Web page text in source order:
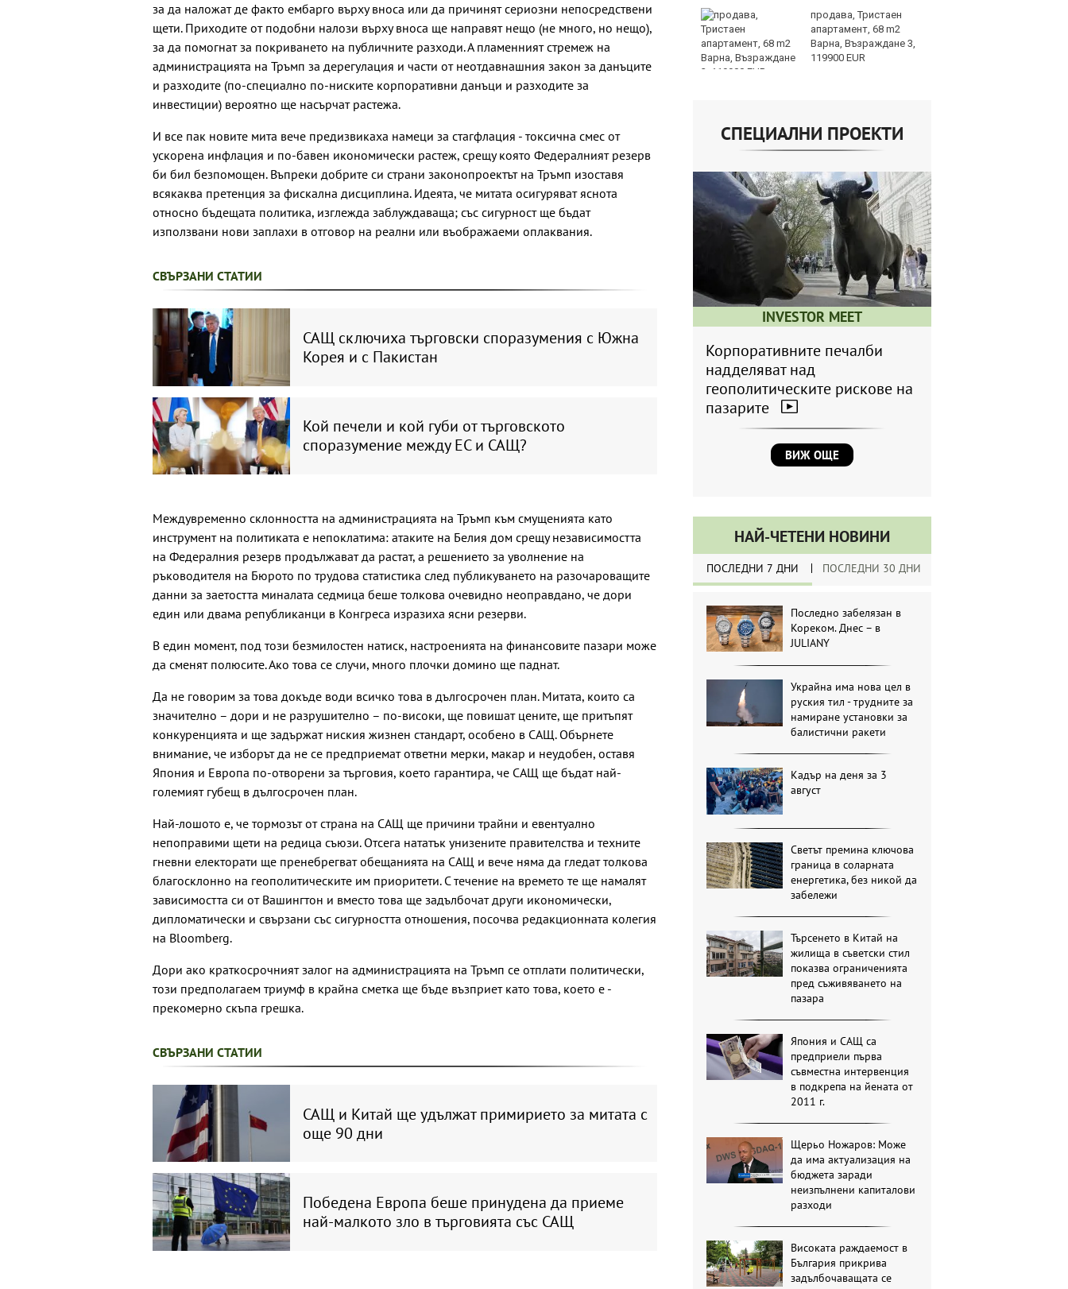
за да наложат де факто ембарго върху вноса или да причинят сериозни непосредствени
щети. Приходите от подобни налози върху вноса ще направят нещо (не много, но нещо),
за да помогнат за покриването на публичните разходи. А пламенният стремеж на
администрацията на Тръмп за дерегулация и части от неотдавнашния закон за данъците
и разходите (по-специално по-ниските корпоративни данъци и разходите за
инвестиции) вероятно ще насърчат растежа.
И все пак новите мита вече предизвикаха намеци за стагфлация - токсична смес от
ускорена инфлация и по-бавен икономически растеж, срещу която Федералният резерв
би бил безпомощен. Въпреки добрите си страни законопроектът на Тръмп изоставя
всякаква претенция за фискална дисциплина. Идеята, че митата осигуряват яснота
относно бъдещата политика, изглежда заблуждаваща; със сигурност ще бъдат
използвани нови заплахи в отговор на реални или въображаеми оплаквания.
СВЪРЗАНИ СТАТИИ
САЩ сключиха търговски споразумения с Южна
Корея и с Пакистан
Кой печели и кой губи от търговското
споразумение между ЕС и САЩ?
Междувременно склонността на администрацията на Тръмп към смущенията като
инструмент на политиката е непоклатима: атаките на Белия дом срещу независимостта
на Федералния резерв продължават да растат, а решението за уволнение на
ръководителя на Бюрото по трудова статистика след публикуването на разочароващите
данни за заетостта миналата седмица беше толкова очевидно неоправдано, че дори
един или двама републиканци в Конгреса изразиха ясни резерви.
В един момент, под този безмилостен натиск, настроенията на финансовите пазари може
да сменят полюсите. Ако това се случи, много плочки домино ще паднат.
Да не говорим за това докъде води всичко това в дългосрочен план. Митата, които са
значително – дори и не разрушително – по-високи, ще повишат цените, ще притъпят
конкуренцията и ще задържат ниския жизнен стандарт, особено в САЩ. Обърнете
внимание, че изборът да не се предприемат ответни мерки, макар и неудобен, оставя
Япония и Европа по-отворени за търговия, което гарантира, че САЩ ще бъдат най-
големият губещ в дългосрочен план.
Най-лошото е, че тормозът от страна на САЩ ще причини трайни и евентуално
непоправими щети на редица съюзи. Отсега нататък унизените правителства и техните
гневни електорати ще пренебрегват обещанията на САЩ и вече няма да гледат толкова
благосклонно на геополитическите им приоритети. С течение на времето те ще намалят
зависимостта си от Вашингтон и вместо това ще задълбочат други икономически,
дипломатически и свързани със сигурността отношения, посочва редакционната колегия
на Bloomberg.
Дори ако краткосрочният залог на администрацията на Тръмп се отплати политически,
този предполагаем триумф в крайна сметка ще бъде възприет като това, което е -
прекомерно скъпа грешка.
СВЪРЗАНИ СТАТИИ
САЩ и Китай ще удължат примирието за митата с
още 90 дни
Победена Европа беше принудена да приеме
най-малкото зло в търговията със САЩ
Хванаха за ден 31
шофьори с алкохол
или наркотици
продава, Тристаен
апартамент, 68 m2
Варна, Възраждане 3,
119900 EUR
СПЕЦИАЛНИ ПРОЕКТИ
INVESTOR MEET
Корпоративните печалби
надделяват над
геополитическите рискове на
пазарите
ВИЖ ОЩЕ
НАЙ-ЧЕТЕНИ НОВИНИ
ПОСЛЕДНИ 7 ДНИ ПОСЛЕДНИ 30 ДНИ
Последно забелязан в
Кореком. Днес – в
JULIANY
Украйна има нова цел в
руския тил - трудните за
намиране установки за
балистични ракети
Кадър на деня за 3
август
Светът премина ключова
граница в соларната
енергетика, без никой да
забележи
Търсенето в Китай на
жилища в съветски стил
показва ограниченията
пред съживяването на
пазара
Япония и САЩ са
предприели първа
съвместна интервенция
в подкрепа на йената от
2011 г.
Щерьо Ножаров: Може
да има актуализация на
бюджета заради
неизпълнени капиталови
разходи
Високата раждаемост в
България прикрива
задълбочаващата се